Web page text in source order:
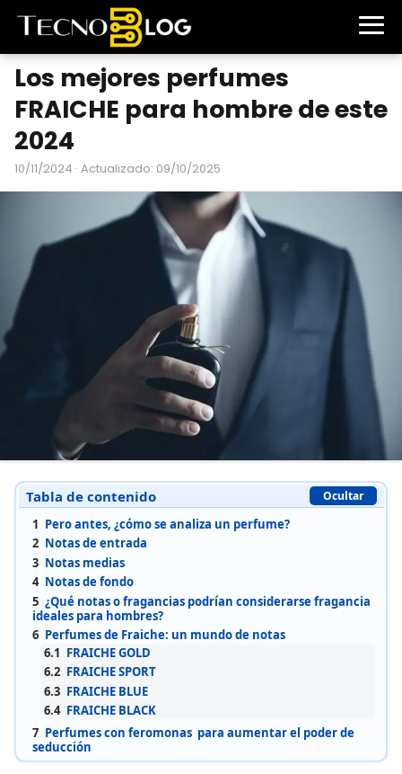
Los mejores perfumes
FRAICHE para hombre de este
2024
10/11/2024 · Actualizado: 09/10/2025
Tabla de contenido Ocultar
1 Pero antes, ¿cómo se analiza un perfume?
2 Notas de entrada
3 Notas medias
4 Notas de fondo
5 ¿Qué notas o fragancias podrían considerarse fragancia
ideales para hombres?
6 Perfumes de Fraiche: un mundo de notas
6.1 FRAICHE GOLD
6.2 FRAICHE SPORT
6.3 FRAICHE BLUE
6.4 FRAICHE BLACK
7 Perfumes con feromonas para aumentar el poder de
seducción